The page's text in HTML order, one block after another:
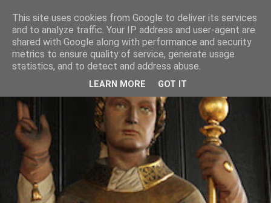
This site uses cookies from Google to deliver its services
and to analyze traffic. Your IP address and user-agent are
shared with Google along with performance and security
metrics to ensure quality of service, generate usage
statistics, and to detect and address abuse.
LEARN MORE GOT IT